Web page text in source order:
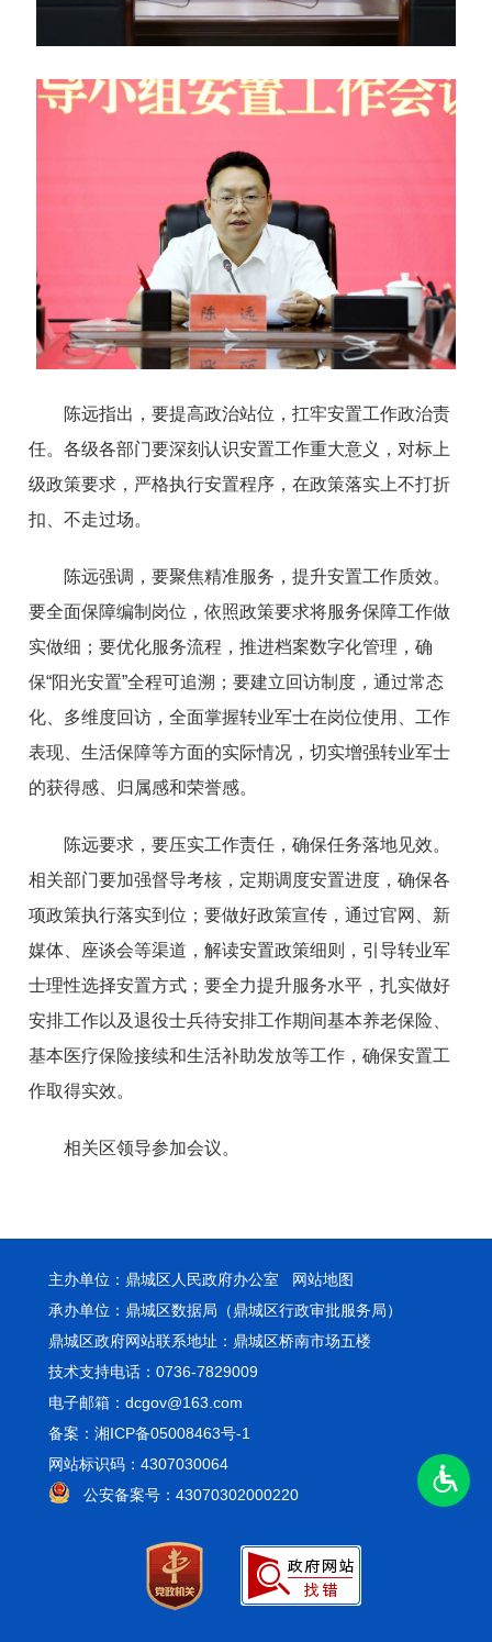
陈远指出，要提高政治站位，扛牢安置工作政治责
任。各级各部门要深刻认识安置工作重大意义，对标上
级政策要求，严格执行安置程序，在政策落实上不打折
扣、不走过场。
陈远强调，要聚焦精准服务，提升安置工作质效。
要全面保障编制岗位，依照政策要求将服务保障工作做
实做细；要优化服务流程，推进档案数字化管理，确
保“阳光安置”全程可追溯；要建立回访制度，通过常态
化、多维度回访，全面掌握转业军士在岗位使用、工作
表现、生活保障等方面的实际情况，切实增强转业军士
的获得感、归属感和荣誉感。
陈远要求，要压实工作责任，确保任务落地见效。
相关部门要加强督导考核，定期调度安置进度，确保各
项政策执行落实到位；要做好政策宣传，通过官网、新
媒体、座谈会等渠道，解读安置政策细则，引导转业军
士理性选择安置方式；要全力提升服务水平，扎实做好
安排工作以及退役士兵待安排工作期间基本养老保险、
基本医疗保险接续和生活补助发放等工作，确保安置工
作取得实效。
相关区领导参加会议。
主办单位：鼎城区人民政府办公室 网站地图
承办单位：鼎城区数据局（鼎城区行政审批服务局）
鼎城区政府网站联系地址：鼎城区桥南市场五楼
技术支持电话：0736-7829009
电子邮箱：dcgov@163.com
备案：湘ICP备05008463号-1
网站标识码：4307030064
公安备案号：43070302000220